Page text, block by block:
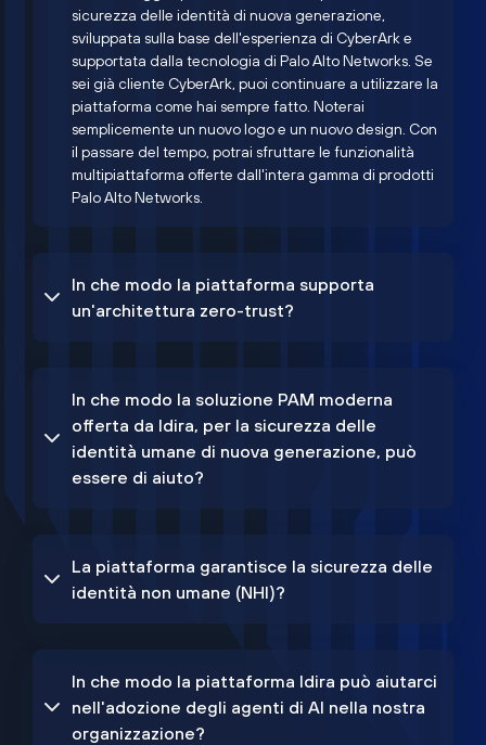
sicurezza delle identità di nuova generazione,
sviluppata sulla base dell'esperienza di CyberArk e
supportata dalla tecnologia di Palo Alto Networks. Se
sei già cliente CyberArk, puoi continuare a utilizzare la
piattaforma come hai sempre fatto. Noterai
semplicemente un nuovo logo e un nuovo design. Con
il passare del tempo, potrai sfruttare le funzionalità
multipiattaforma offerte dall'intera gamma di prodotti
Palo Alto Networks.
In che modo la piattaforma supporta
un'architettura zero-trust?
In che modo la soluzione PAM moderna
offerta da Idira, per la sicurezza delle
identità umane di nuova generazione, può
essere di aiuto?
La piattaforma garantisce la sicurezza delle
identità non umane (NHI)?
In che modo la piattaforma Idira può aiutarci
nell'adozione degli agenti di AI nella nostra
organizzazione?